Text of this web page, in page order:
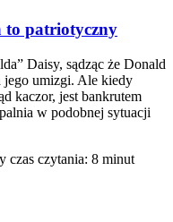
to patriotyczny
Daisy, sądząc że Donald
jego umizgi. Ale kiedy
kaczor, jest bankrutem
w podobnej sytuacji
czas czytania: 8 minut